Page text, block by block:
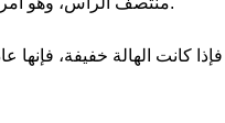
كانت الهالة خفيفة،